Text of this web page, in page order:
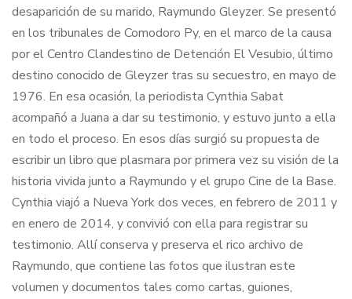
desaparición de su marido, Raymundo Gleyzer. Se presentó
en los tribunales de Comodoro Py, en el marco de la causa
por el Centro Clandestino de Detención El Vesubio, último
destino conocido de Gleyzer tras su secuestro, en mayo de
1976. En esa ocasión, la periodista Cynthia Sabat
acompañó a Juana a dar su testimonio, y estuvo junto a ella
en todo el proceso. En esos días surgió su propuesta de
escribir un libro que plasmara por primera vez su visión de la
historia vivida junto a Raymundo y el grupo Cine de la Base.
Cynthia viajó a Nueva York dos veces, en febrero de 2011 y
en enero de 2014, y convivió con ella para registrar su
testimonio. Allí conserva y preserva el rico archivo de
Raymundo, que contiene las fotos que ilustran este
volumen y documentos tales como cartas, guiones,